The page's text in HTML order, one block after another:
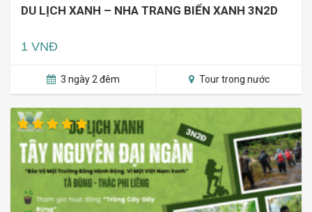
DU LỊCH XANH – NHA TRANG BIỂN XANH 3N2D
1 VNĐ
3 ngày 2 đêm Tour trong nước